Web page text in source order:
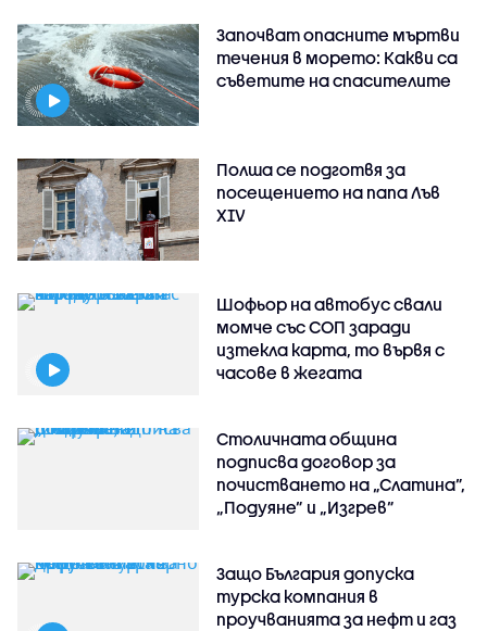
Започват опасните мъртви
течения в морето: Какви са
съветите на спасителите
Полша се подготвя за
посещението на папа Лъв
XIV
Шофьор на автобус свали
момче със СОП заради
изтекла карта, то вървя с
часове в жегата
Столичната община
подписва договор за
почистването на „Слатина”,
„Подуяне” и „Изгрев”
Защо България допуска
турска компания в
проучванията за нефт и газ